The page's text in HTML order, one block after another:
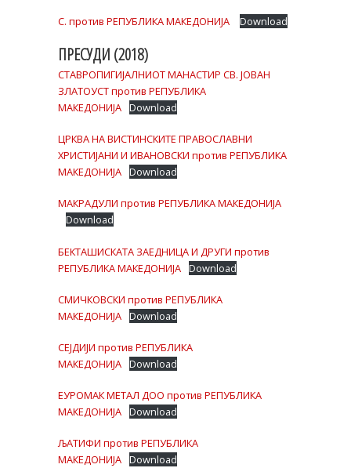
C. против РЕПУБЛИКА МАКЕДОНИЈА Download
ПРЕСУДИ (2018)
СТАВРОПИГИЈАЛНИОТ МАНАСТИР СВ. ЈОВАН
ЗЛАТОУСТ против РEПУБЛИКА
МАКЕДОНИЈА Download
ЦРКВА НА ВИСТИНСКИТЕ ПРАВОСЛАВНИ
ХРИСТИЈАНИ И ИВАНОВСКИ против РЕПУБЛИКА
МАКЕДОНИЈА Download
МАКРАДУЛИ против РЕПУБЛИКА МАКЕДОНИЈА
Download
БЕКТАШИСКАТА ЗАЕДНИЦА И ДРУГИ против
РЕПУБЛИКА МАКЕДОНИЈА Download
СМИЧКОВСКИ против РЕПУБЛИКА
МАКЕДОНИЈА Download
СЕЈДИЈИ против РЕПУБЛИКА
МАКЕДОНИЈА Download
ЕУРОМАК МЕТАЛ ДОО против РЕПУБЛИКА
МАКЕДОНИЈА Download
ЉАТИФИ против РЕПУБЛИКА
МАКЕДОНИЈА Download